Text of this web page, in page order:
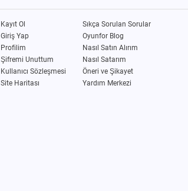
Kayıt Ol
Giriş Yap
Profilim
Şifremi Unuttum
Kullanıcı Sözleşmesi
Site Haritası
Sıkça Sorulan Sorular
Oyunfor Blog
Nasıl Satın Alırım
Nasıl Satarım
Öneri ve Şikayet
Yardım Merkezi